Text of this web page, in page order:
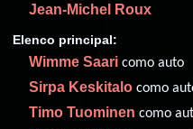
Jean-Michel Roux
Elenco principal:
Wimme Saari como auto
Sirpa Keskitalo como
Timo Tuominen como